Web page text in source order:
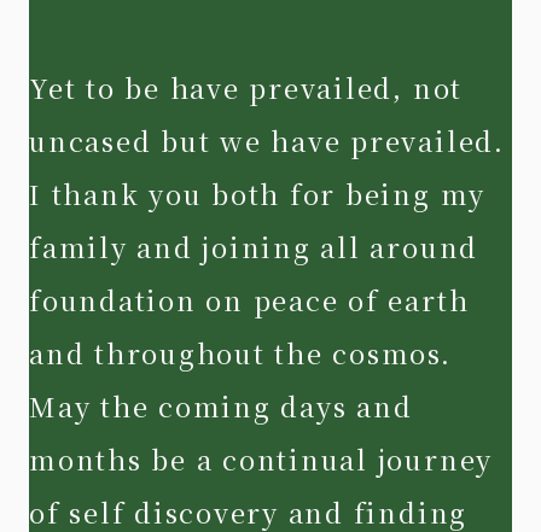
Yet to be have prevailed, not
uncased but we have prevailed.
I thank you both for being my
family and joining all around
foundation on peace of earth
and throughout the cosmos.
May the coming days and
months be a continual journey
of self discovery and finding